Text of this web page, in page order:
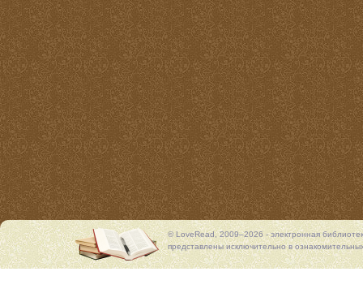
© LoveRead, 2009–2026 - электронная
представлены исключительно в